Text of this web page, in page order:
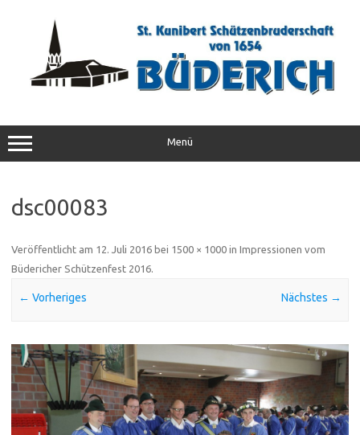
Menü
dsc00083
Veröffentlicht am 12. Juli 2016 bei 1500 × 1000 in Impressionen vom
Büdericher Schützenfest 2016.
← Vorheriges Nächstes →